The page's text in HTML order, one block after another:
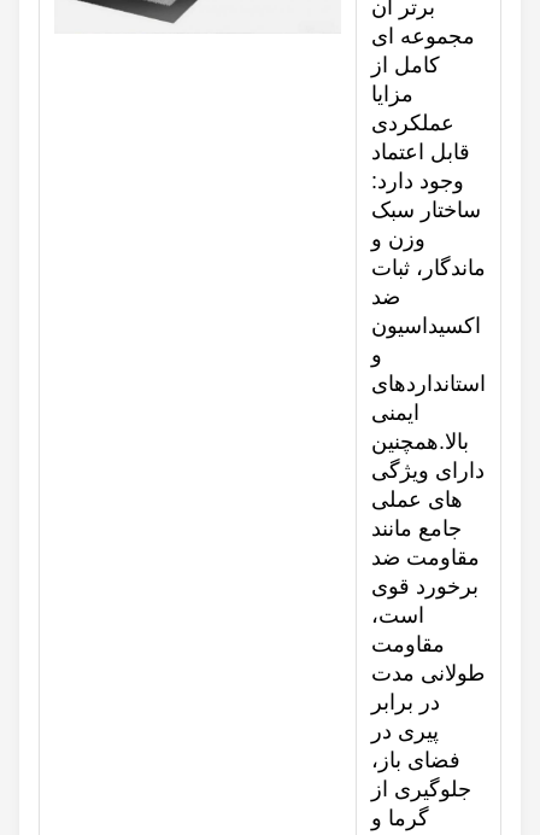
برتر آن
مجموعه ای
کامل از
مزایا
عملکردی
قابل اعتماد
وجود دارد:
ساختار سبک
وزن و
ماندگار، ثبات
اکسیداسیون
استانداردهای
ایمنی
بالا.همچنین
دارای ویژگی
های عملی
جامع مانند
مقاومت ضد
برخورد قوی
است،
مقاومت
طولانی مدت
در برابر
پیری در
فضای باز،
جلوگیری از
گرما و